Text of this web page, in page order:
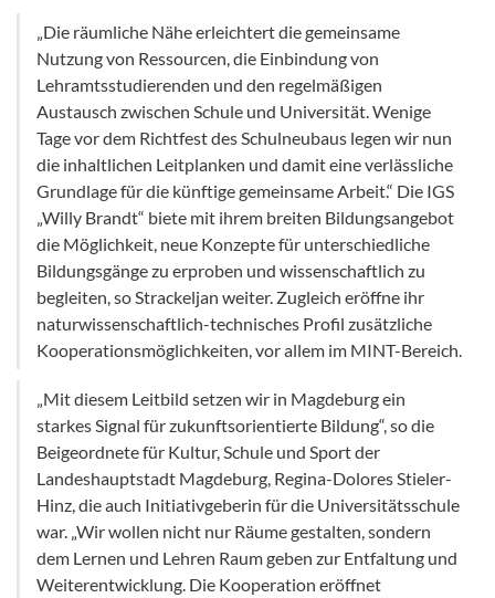
„Die räumliche Nähe erleichtert die gemeinsame
Nutzung von Ressourcen, die Einbindung von
Lehramtsstudierenden und den regelmäßigen
Austausch zwischen Schule und Universität. Wenige
Tage vor dem Richtfest des Schulneubaus legen wir nun
die inhaltlichen Leitplanken und damit eine verlässliche
Grundlage für die künftige gemeinsame Arbeit.“ Die IGS
„Willy Brandt“ biete mit ihrem breiten Bildungsangebot
die Möglichkeit, neue Konzepte für unterschiedliche
Bildungsgänge zu erproben und wissenschaftlich zu
begleiten, so Strackeljan weiter. Zugleich eröffne ihr
naturwissenschaftlich-technisches Profil zusätzliche
Kooperationsmöglichkeiten, vor allem im MINT-Bereich.
„Mit diesem Leitbild setzen wir in Magdeburg ein
starkes Signal für zukunftsorientierte Bildung“, so die
Beigeordnete für Kultur, Schule und Sport der
Landeshauptstadt Magdeburg, Regina-Dolores Stieler-
Hinz, die auch Initiativgeberin für die Universitätsschule
war. „Wir wollen nicht nur Räume gestalten, sondern
dem Lernen und Lehren Raum geben zur Entfaltung und
Weiterentwicklung. Die Kooperation eröffnet